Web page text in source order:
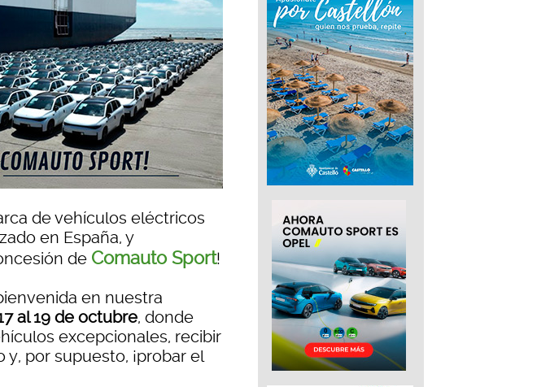
de vehículos eléctricos
en España, y
de Comauto Sport!
en nuestra
al 19 de octubre, donde
excepcionales, recibir
por supuesto, ¡probar el